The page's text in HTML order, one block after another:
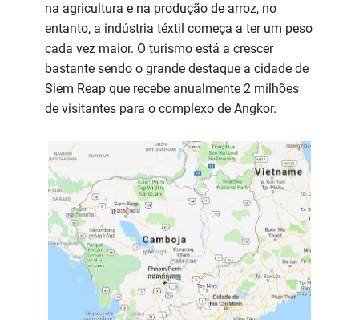
na agricultura e na produção de arroz, no
entanto, a indústria téxtil começa a ter um peso
cada vez maior. O turismo está a crescer
bastante sendo o grande destaque a cidade de
Siem Reap que recebe anualmente 2 milhões
de visitantes para o complexo de Angkor.